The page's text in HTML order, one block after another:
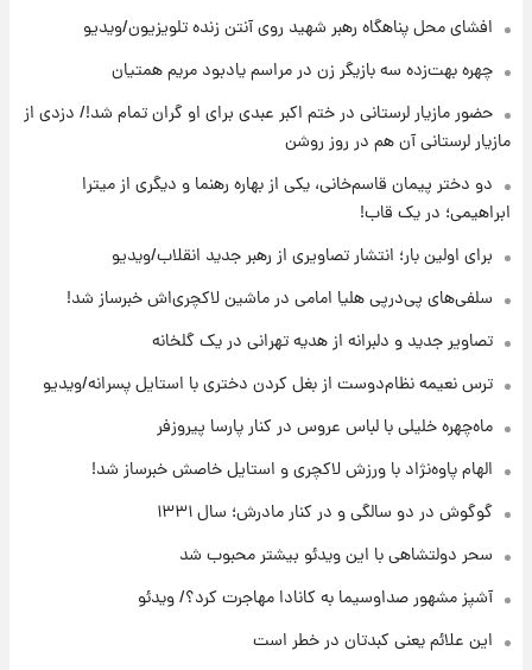
۱۶ ساعت پیش
پی رفتن رامین رضاییان+ عکس
۱۶ ساعت پیش
۱۷ ساعت پیش
با قدرتمندترین و بادوام ترین تانک جهان آشنا
شوید+ فیلم
۱۷ ساعت پیش
افشای محل پناهگاه‌ رهبر شهید روی آنتن زنده تلویزیون/ویدیو
چهره بهت‌زده سه بازیگر زن در مراسم یادبود مریم همتیان
حضور مازیار لرستانی در ختم اکبر عبدی برای او گران تمام شد!/ دزدی از
مازیار لرستانی آن هم در روز روشن
دو دختر پیمان قاسم‌خانی، یکی از بهاره رهنما و دیگری از میترا
ابراهیمی؛ در یک قاب!
برای اولین بار؛ انتشار تصاویری از رهبر جدید انقلاب/ویدیو
سلفی‌های پی‌درپی هلیا امامی در ماشین لاکچری‌اش خبرساز شد!
تصاویر جدید و دلبرانه از هدیه تهرانی در یک گلخانه
ترس نعیمه نظام‌دوست از بغل کردن دختری با استایل پسرانه/ویدیو
ماه‌چهره خلیلی با لباس عروس در کنار پارسا پیروزفر
الهام پاوه‌نژاد با ورزش لاکچری و استایل خاصش خبرساز شد!
گوگوش در دو سالگی و در کنار مادرش؛ سال ۱۳۳۱
سحر دولتشاهی با این ویدئو بیشتر محبوب شد
آشپز مشهور صداوسیما به کانادا مهاجرت کرد؟/ ویدئو
این علائم یعنی کبدتان در خطر است